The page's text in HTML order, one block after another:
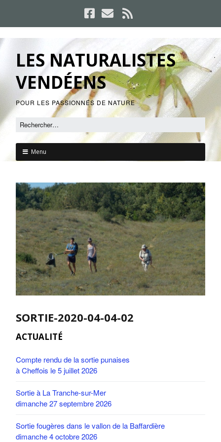
LES NATURALISTES
VENDÉENS
POUR LES PASSIONNÉS DE NATURE
Menu
SORTIE-2020-04-04-02
ACTUALITÉ
Compte rendu de la sortie punaises
à Cheffois le 5 juillet 2026
Sortie à La Tranche-sur-Mer
dimanche 27 septembre 2026
Sortie fougères dans le vallon de la Baffardière
dimanche 4 octobre 2026